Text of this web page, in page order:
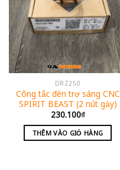
DRZ250
Công tắc đèn trợ sáng CNC
SPIRIT BEAST (2 nút gảy)
230.100₫
THÊM VÀO GIỎ HÀNG